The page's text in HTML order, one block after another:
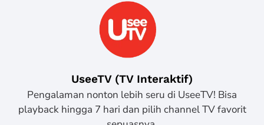
UseeTV (TV Interaktif)
Pengalaman nonton lebih seru di UseeTV! Bisa
playback hingga 7 hari dan pilih channel TV favorit